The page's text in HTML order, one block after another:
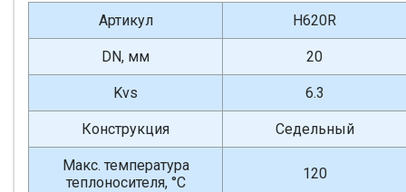
Артикул H620R
DN, мм 20
Kvs 6.3
Конструкция Седельный
Макс. температура
теплоносителя, °С
120